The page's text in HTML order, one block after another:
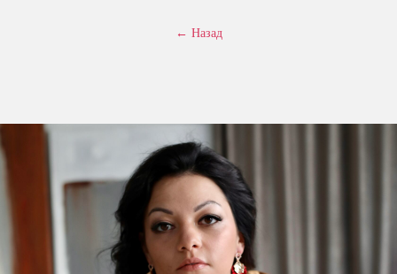
← Назад